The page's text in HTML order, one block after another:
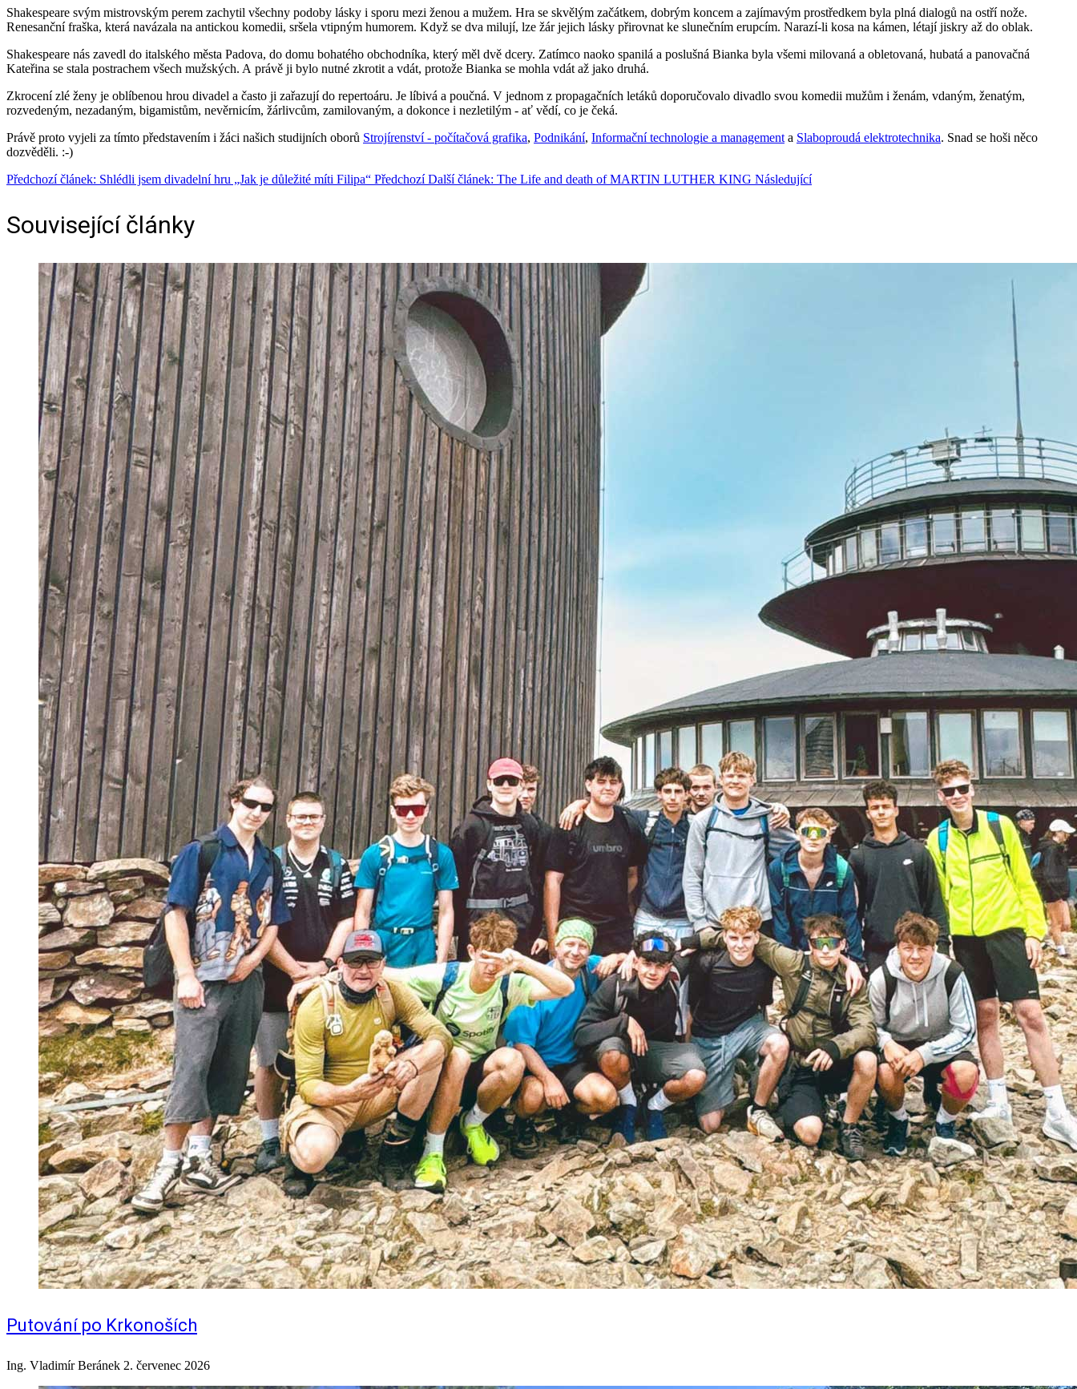
Shakespeare svým mistrovským perem zachytil všechny podoby lásky i sporu mezi ženou a mužem. Hra se skvělým začátkem, dobrým koncem a zajímavým prostředkem byla plná dialogů na ostří nože.
Renesanční fraška, která navázala na antickou komedii, sršela vtipným humorem. Když se dva milují, lze žár jejich lásky přirovnat ke slunečním erupcím. Narazí-li kosa na kámen, létají jiskry až do oblak.
Shakespeare nás zavedl do italského města Padova, do domu bohatého obchodníka, který měl dvě dcery. Zatímco naoko spanilá a poslušná Bianka byla všemi milovaná a obletovaná, hubatá a panovačná
Kateřina se stala postrachem všech mužských. A právě ji bylo nutné zkrotit a vdát, protože Bianka se mohla vdát až jako druhá.
Zkrocení zlé ženy je oblíbenou hrou divadel a často ji zařazují do repertoáru. Je líbivá a poučná. V jednom z propagačních letáků doporučovalo divadlo svou komedii mužům i ženám, vdaným, ženatým,
rozvedeným, nezadaným, bigamistům, nevěrnicím, žárlivcům, zamilovaným, a dokonce i nezletilým - ať vědí, co je čeká.
Právě proto vyjeli za tímto představením i žáci našich studijních oborů Strojírenství - počítačová grafika, Podnikání, Informační technologie a management a Slaboproudá elektrotechnika. Snad se hoši něco
dozvěděli. :-)
Předchozí článek: Shlédli jsem divadelní hru „Jak je důležité míti Filipa“ Předchozí Další článek: The Life and death of MARTIN LUTHER KING Následující
Související články
Putování po Krkonoších
Ing. Vladimír Beránek 2. červenec 2026